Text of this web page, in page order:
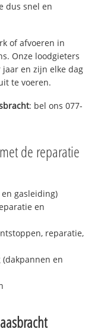
dus snel en
of afvoeren in
Onze loodgieters
en zijn elke dag
te voeren.
: bel ons 077-
de reparatie
gasleiding)
en
reparatie,
(dakpannen en